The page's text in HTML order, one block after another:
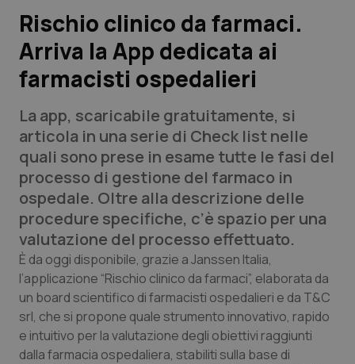
Lavoro e Professioni
Scienza e Farmaci
Studi e Analisi
Lettere al direttore
Edizioni Regionali
QS Pro
Professionisti Sanitari.AI
Abruzzo
Basilicata
QS Pro Gold
Artrite & artrosi
QS Club Newsletter
Rischio clinico da farmaci.
Arriva la App dedicata ai
farmacisti ospedalieri
La app, scaricabile gratuitamente, si
articola in una serie di Check list nelle
quali sono prese in esame tutte le fasi del
processo di gestione del farmaco in
ospedale. Oltre alla descrizione delle
procedure specifiche, c’è spazio per una
valutazione del processo effettuato.
È da oggi disponibile, grazie a Janssen Italia,
l’applicazione “Rischio clinico da farmaci”, elaborata da
un board scientifico di farmacisti ospedalieri e da T&C
srl, che si propone quale strumento innovativo, rapido
e intuitivo per la valutazione degli obiettivi raggiunti
dalla farmacia ospedaliera, stabiliti sulla base di